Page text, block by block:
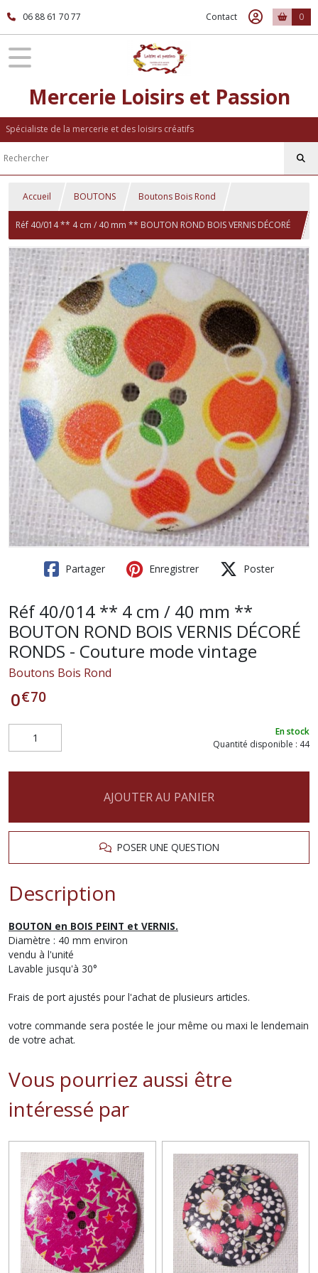
06 88 61 70 77 Contact 0
Mercerie Loisirs et Passion
Spécialiste de la mercerie et des loisirs créatifs
Accueil BOUTONS Boutons Bois Rond
Réf 40/014 ** 4 cm / 40 mm ** BOUTON ROND BOIS VERNIS DÉCORÉ
RONDS - Couture mode vintage
Partager Enregistrer Poster
Réf 40/014 ** 4 cm / 40 mm **
BOUTON ROND BOIS VERNIS DÉCORÉ
RONDS - Couture mode vintage
Boutons Bois Rond
0€70
En stock
Quantité disponible : 44
AJOUTER AU PANIER
POSER UNE QUESTION
Description
BOUTON en BOIS PEINT et VERNIS.
Diamètre : 40 mm environ
vendu à l'unité
Lavable jusqu'à 30°
Frais de port ajustés pour l'achat de plusieurs articles.
votre commande sera postée le jour même ou maxi le lendemain
de votre achat.
Vous pourriez aussi être
intéressé par